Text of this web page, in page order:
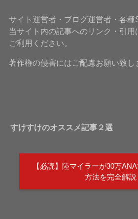
サイト運営者・ブログ運営者・各種
当サイト内の記事へのリンク・引用
ご利用ください。
著作権の侵害にはご配慮お願い致し
すけすけのオススメ記事２選
【必読】陸マイラーが30万
方法を完全解説